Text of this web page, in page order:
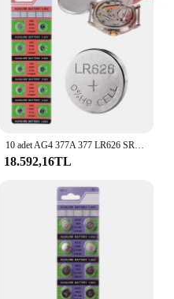
10 adet AG4 377A 377 LR626 SR626SW SR66 LR66 Izle Pil 1.55 V Gümüş Pil Düğmesi Madeni Para Hücresi Oyuncak Uzaktan Kumanda Kamera # W0
18.592,16TL